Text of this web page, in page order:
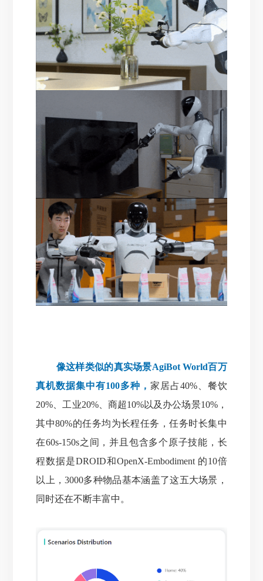
像这样类似的真实场景AgiBot World百万
真机数据集中有100多种， 家居占40%、餐饮
20%、工业20%、商超10%以及办公场景10%，
其中80%的任务均为长程任务，任务时长集中
在60s-150s之间，并且包含多个原子技能，长
程数据是DROID和OpenX-Embodiment 的10倍
以上，3000多种物品基本涵盖了这五大场景，
同时还在不断丰富中。